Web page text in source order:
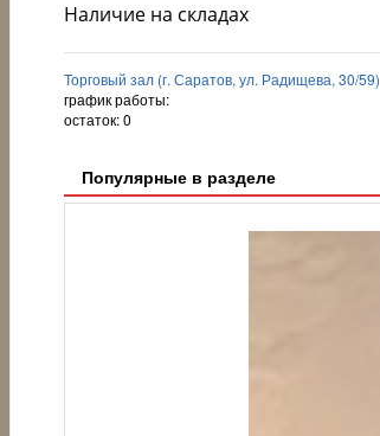
Наличие на складах
Торговый зал (г. Саратов, ул. Радищева, 30/59)
график работы:
остаток:0
Популярные в разделе